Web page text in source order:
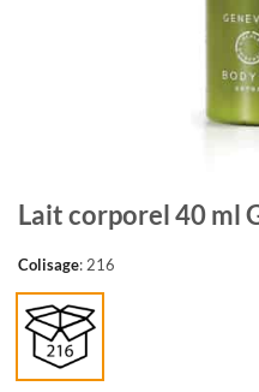
Lait corporel 40 ml
Colisage:216